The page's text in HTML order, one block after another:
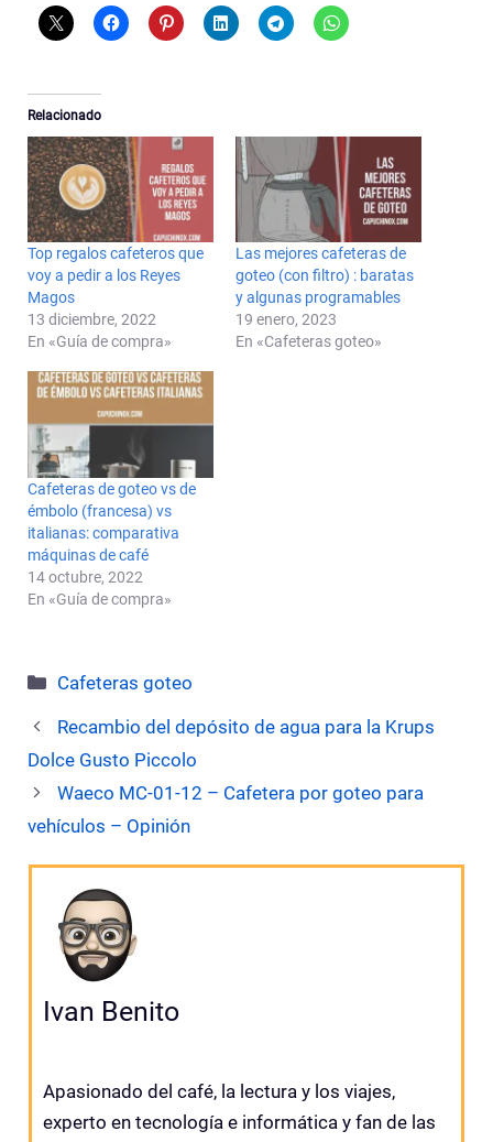
Relacionado
Top regalos cafeteros que
voy a pedir a los Reyes
Magos
13 diciembre, 2022
En «Guía de compra»
Las mejores cafeteras de
goteo (con filtro) : baratas
y algunas programables
19 enero, 2023
En «Cafeteras goteo»
Cafeteras de goteo vs de
émbolo (francesa) vs
italianas: comparativa
máquinas de café
14 octubre, 2022
En «Guía de compra»
Categorías
Cafeteras goteo
Recambio del depósito de agua para la Krups
Dolce Gusto Piccolo
Waeco MC-01-12 – Cafetera por goteo para
vehículos – Opinión
Ivan Benito
Apasionado del café, la lectura y los viajes,
experto en tecnología e informática y fan de las